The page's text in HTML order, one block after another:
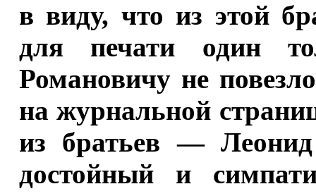
в виду, что из этой
для печати один
Романовичу не
на журнальной
из братьев —
достойный и